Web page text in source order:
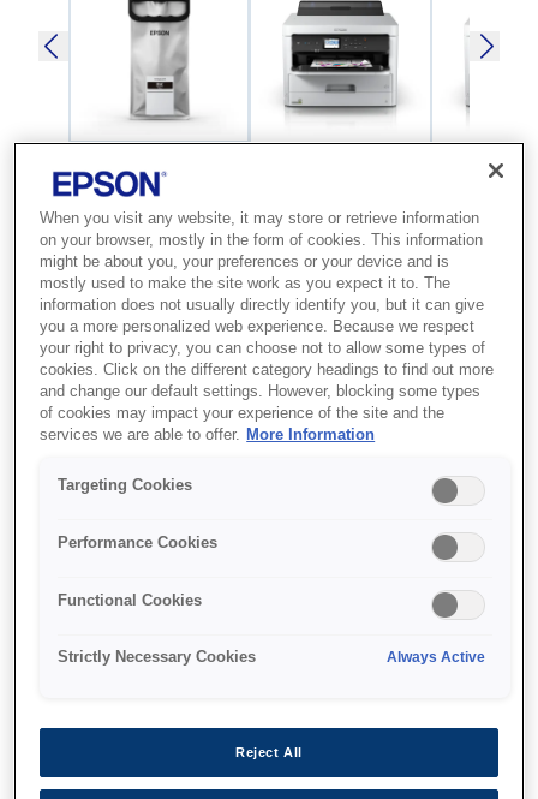
SKU:C13T01C100
WorkForce Pro WF-
C529R / C579R Black XL
Ink Supply Unit
Ці чорнила мають високий вихід,
потребують мінімального втручання
зекономити гроші. Чорнила мають
покращений склад і призначені для
Ідеально підходять для офісного
Точне відтворення кольорів
When you visit any website, it may store or retrieve information
on your browser, mostly in the form of cookies. This information
might be about you, your preferences or your device and is
mostly used to make the site work as you expect it to. The
information does not usually directly identify you, but it can give
you a more personalized web experience. Because we respect
your right to privacy, you can choose not to allow some types of
cookies. Click on the different category headings to find out more
and change our default settings. However, blocking some types
of cookies may impact your experience of the site and the
services we are able to offer.
More Information
Targeting Cookies
Performance Cookies
Functional Cookies
Strictly Necessary Cookies Always Active
Reject All